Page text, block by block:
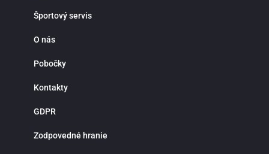
domácich aj zahraničných líg, vrátane slovenského a českého futbalu či
stávkovanie, Fortuna ti poskytne všetky nástroje na profesionálne tipovanie.
počas celého stretnutia. Stav na góly, rohy, fauly, vylúčenia alebo ďalší vývoj
ideálne pre skúsenejších tipérov aj pre hráčov, ktorí majú radi dynamiku a
rýchle rozhodovanie. Fortuna myslí aj na nových hráčov. Pre
stávky bez rizika a pravidelné promo akcie. Verní hráči môžu získať rôzne
športovými udalosťami. Bonusová ponuka sa pravidelne obmieňa a prináša
viac možností, ako zvýšiť šancu na výhru. Moderná mobilná aplikácia Fortuna
Športový servis
O nás
Pobočky
Kontakty
GDPR
Zodpovedné hranie